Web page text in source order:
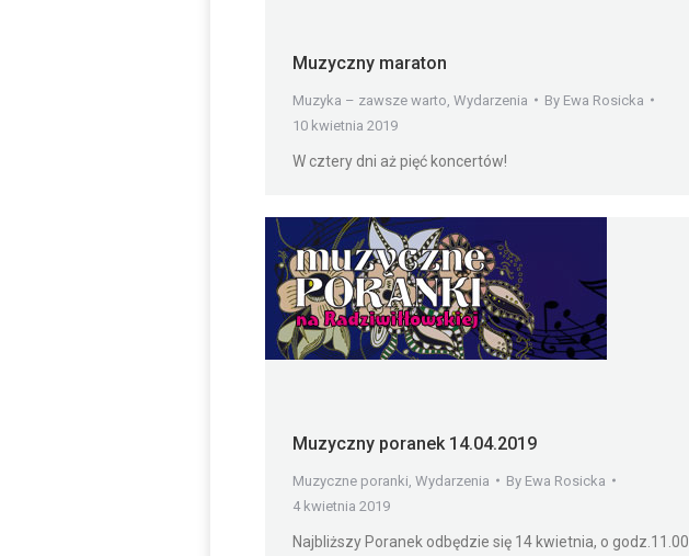
Muzyczny maraton
Muzyka – zawsze warto Wydarzenia By Ewa Rosicka
10 kwietnia 2019
W cztery dni aż pięć koncertów!
Muzyczny poranek 14.04.2019
Muzyczne poranki Wydarzenia By Ewa Rosicka
4 kwietnia 2019
Najbliższy Poranek odbędzie się 14 kwietnia, o godz.11.00.